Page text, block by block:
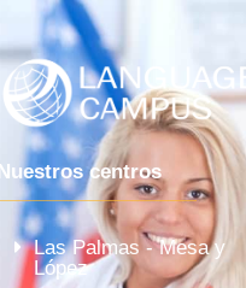
Nuestros centros
Las Palmas - Mesa y
López